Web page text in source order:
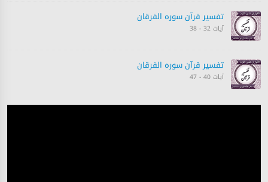
تفسیر قرآن سورہ ‎الفرقان
آیات 32 - 38
تفسیر قرآن سورہ ‎الفرقان
آیات 40 - 47